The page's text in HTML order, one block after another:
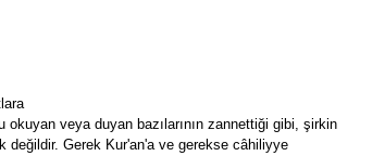
okuyan veya duyan bazılarının zannettiği gibi, şirkin
değildir. Gerek Kur'an'a ve gerekse câhiliyye